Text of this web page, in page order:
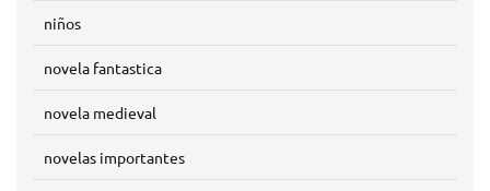
niños
novela fantastica
novela medieval
novelas importantes